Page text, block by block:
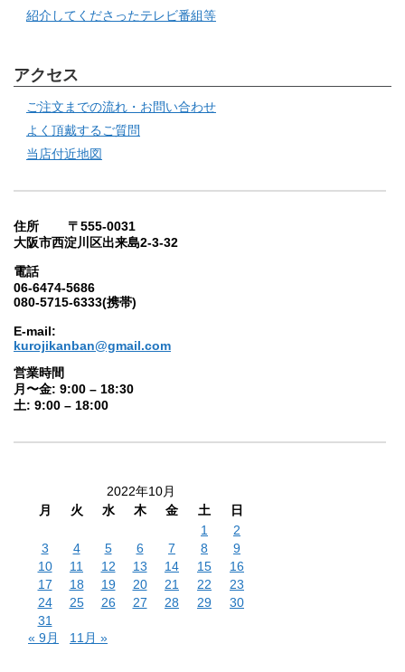
紹介してくださったテレビ番組等
アクセス
ご注文までの流れ・お問い合わせ
よく頂戴するご質問
当店付近地図
住所 〒555-0031
大阪市西淀川区出来島2-3-32
電話
06-6474-5686
080-5715-6333(携帯)
E-mail:
kurojikanban@gmail.com
営業時間
月〜金: 9:00 – 18:30
土: 9:00 – 18:00
2022年10月
月
火 水 木 金 土
日
1
2
3
4 5 6 7 8
9
10
11 12 13 14 15
16
17
18 19 20 21 22
23
24
25 26 27 28 29
30
31
« 9月
11月 »